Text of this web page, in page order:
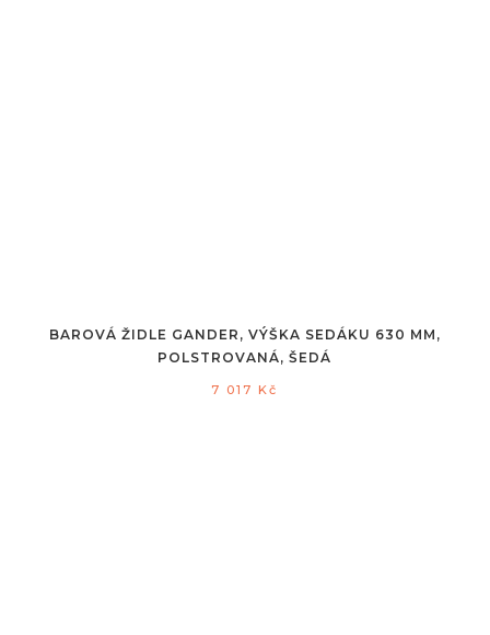
BAROVÁ ŽIDLE GANDER, VÝŠKA SEDÁKU 630 MM,
POLSTROVANÁ, ŠEDÁ
7 017 Kč